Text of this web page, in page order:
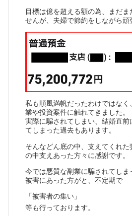
目標は億を超える額の為、まだま
せんが、夫婦で節約をしながら頑
私も順風満帆だったわけではなく
業や投資案件に触れてきました。
実際に騙されてしまい、結婚直前
てしまった過去もあります。
そんなどん底の中、支えてくれ
の中支えあった方々に感謝です。
今では悪質な副業に騙されてしま
被害にあった方がと、不定期で
「被害者の集い」
等も行っております。